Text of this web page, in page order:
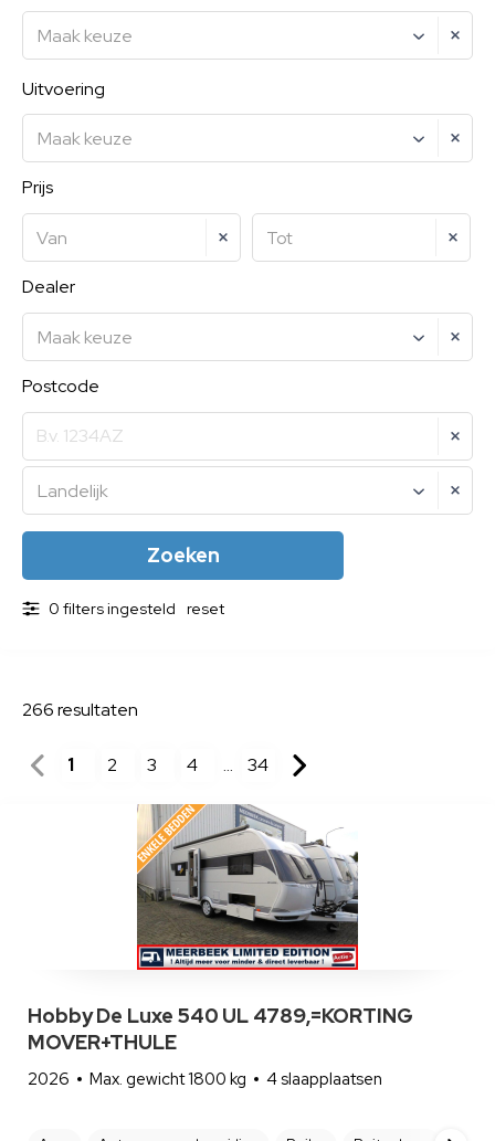
Maak keuze
Uitvoering
Maak keuze
Prijs
Van Tot
Dealer
Maak keuze
Postcode
Landelijk
0 filters ingesteld reset
266resultaten
1 2 3 4 ... 34
Hobby De Luxe 540 UL 4789,=KORTING
MOVER+THULE
2026 Max. gewicht 1800 kg 4 slaapplaatsen